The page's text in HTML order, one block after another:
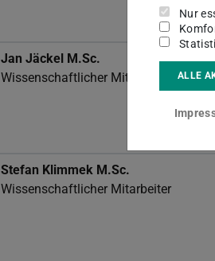
Jan Jäckel M.Sc.
Wissenschaftlicher Mitarbeiter
Stefan Klimmek M.Sc.
Wissenschaftlicher Mitarbeiter
Nur
ALLE